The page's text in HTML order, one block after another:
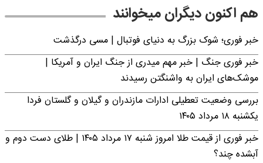
هم اکنون دیگران میخوانند
خبر فوری؛‌ شوک بزرگ به دنیای فوتبال | مسی درگذشت
خبر فوری جنگ | خبر مهم میدری از جنگ ایران و آمریکا |
موشک‌های ایران به واشنگتن رسیدند
بررسی وضعیت تعطیلی ادارات مازندران و گیلان و گلستان فردا
یکشنبه ۱۸ مرداد ۱۴۰۵
خبر فوری از قیمت طلا امروز شنبه ۱۷ مرداد ۱۴۰۵ | طلای دست دوم و
آبشده چند؟